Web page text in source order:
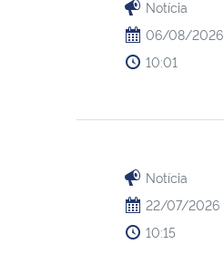
Notícia
06/08/2026
10:01
Notícia
22/07/2026
10:15